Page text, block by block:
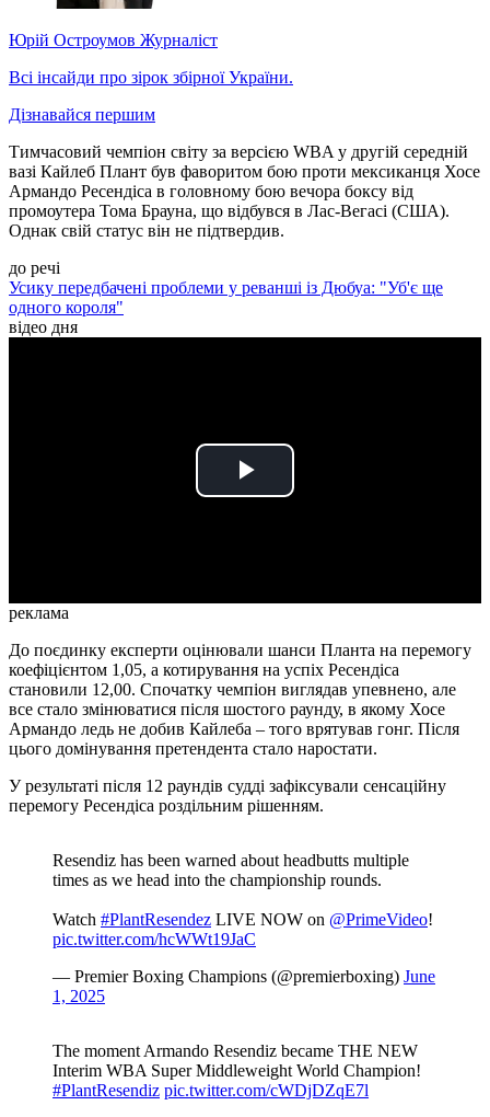
Юрій Остроумов Журналіст
Всі інсайди про зірок збірної України.
Дізнавайся першим
Тимчасовий чемпіон світу за версією WBA у другій середній
вазі Кайлеб Плант був фаворитом бою проти мексиканця Хосе
Армандо Ресендіса в головному бою вечора боксу від
промоутера Тома Брауна, що відбувся в Лас-Вегасі (США).
Однак свій статус він не підтвердив.
до речі
Усику передбачені проблеми у реванші із Дюбуа: "Уб'є ще
одного короля"
відео дня
Play
реклама
До поєдинку експерти оцінювали шанси Планта на перемогу
коефіцієнтом 1,05, а котирування на успіх Ресендіса
становили 12,00. Спочатку чемпіон виглядав упевнено, але
все стало змінюватися після шостого раунду, в якому Хосе
Армандо ледь не добив Кайлеба – того врятував гонг. Після
цього домінування претендента стало наростати.
У результаті після 12 раундів судді зафіксували сенсаційну
перемогу Ресендіса роздільним рішенням.
Resendiz has been warned about headbutts multiple
times as we head into the championship rounds.
Watch #PlantResendez LIVE NOW on @PrimeVideo!
pic.twitter.com/hcWWt19JaC
— Premier Boxing Champions (@premierboxing) June
1, 2025
The moment Armando Resendiz became THE NEW
Interim WBA Super Middleweight World Champion!
#PlantResendiz pic.twitter.com/cWDjDZqE7l